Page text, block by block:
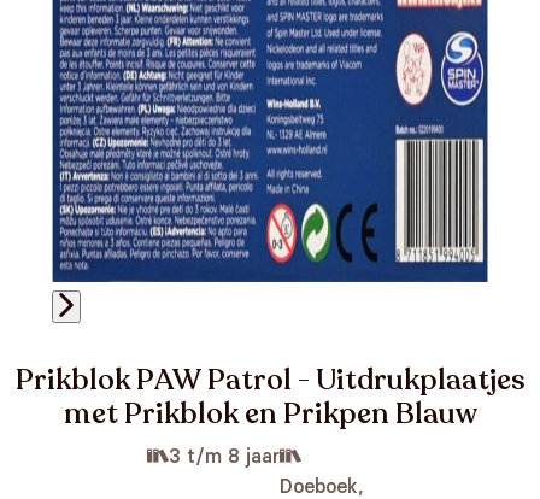
Prikblok PAW Patrol - Uitdrukplaatjes
met Prikblok en Prikpen Blauw
3 t/m 8 jaar
Doeboek,